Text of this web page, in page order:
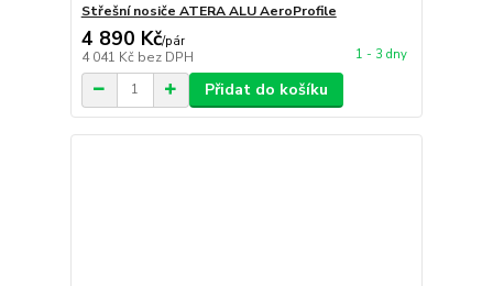
Střešní nosiče ATERA ALU AeroProfile
4 890 Kč/pár
4 041 Kč bez DPH 1 - 3 dny
Přidat do košíku